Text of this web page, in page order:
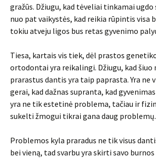
gražūs. Džiugu, kad tėveliai tinkamai ugdo
nuo pat vaikystės, kad reikia rūpintis visa
tokiu atveju ligos bus retas gyvenimo
Tiesa, kartais vis tiek, dėl prastos
ortodontai yra reikalingi. Džiugu, kad
prarastus dantis yra taip paprasta. Yra ne
gerai, kad dažnas supranta, kad
yra ne tik estetinė problema, tačiau ir
sukelti žmogui tikrai gana daug problemų.
Problemos kyla praradus ne tik visus
bei vieną, tad svarbu yra skirti savo